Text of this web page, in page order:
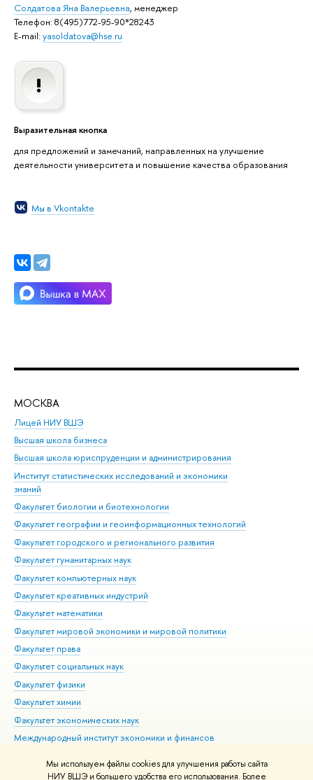
Мы используем файлы cookies для улучшения работы сайта
НИУ ВШЭ и большего удобства его использования. Более
Солдатова Яна Валерьевна, менеджер
Телефон: 8(495)772-95-90*28243
E-mail: yasoldatova@hse.ru
Выразительная кнопка
для предложений и замечаний, направленных на улучшение
деятельности университета и повышение качества образования
Мы в Vkontakte
МОСКВА
Лицей НИУ ВШЭ
Высшая школа бизнеса
Высшая школа юриспруденции и администрирования
Институт статистических исследований и экономики
знаний
Факультет биологии и биотехнологии
Факультет географии и геоинформационных технологий
Факультет городского и регионального развития
Факультет гуманитарных наук
Факультет компьютерных наук
Факультет креативных индустрий
Факультет математики
Факультет мировой экономики и мировой политики
Факультет права
Факультет социальных наук
Факультет физики
Факультет химии
Факультет экономических наук
Международный институт экономики и финансов
Тихонова